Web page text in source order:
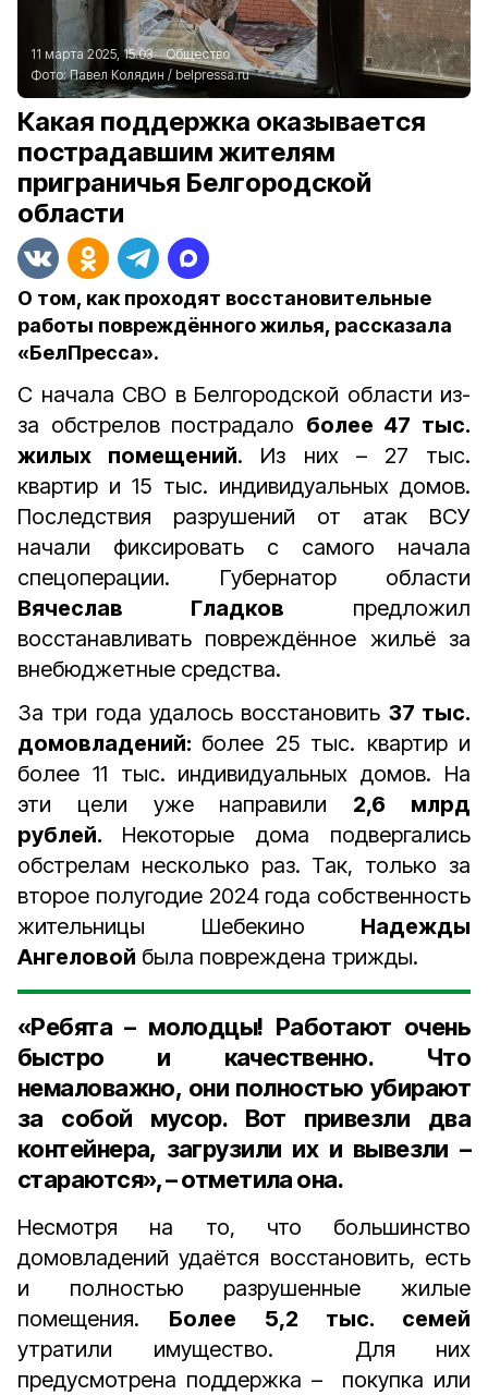
11 марта 2025, 15:03
Общество
Фото:Павел Колядин / belpressa.ru
Какая поддержка оказывается
пострадавшим жителям
приграничья Белгородской
области
О том, как проходят восстановительные
работы повреждённого жилья, рассказала
«БелПресса».
С начала СВО в Белгородской области из-
за обстрелов пострадало более 47 тыс.
жилых помещений. Из них – 27 тыс.
квартир и 15 тыс. индивидуальных домов.
Последствия разрушений от атак ВСУ
начали фиксировать с самого начала
спецоперации. Губернатор области
Вячеслав Гладков предложил
восстанавливать повреждённое жильё за
внебюджетные средства.
За три года удалось восстановить 37 тыс.
домовладений: более 25 тыс. квартир и
более 11 тыс. индивидуальных домов. На
эти цели уже направили 2,6 млрд
рублей. Некоторые дома подвергались
обстрелам несколько раз. Так, только за
второе полугодие 2024 года собственность
жительницы Шебекино Надежды
Ангеловой была повреждена трижды.
«Ребята – молодцы! Работают очень
быстро и качественно. Что
немаловажно, они полностью убирают
за собой мусор. Вот привезли два
контейнера, загрузили их и вывезли –
стараются», – отметила она.
Несмотря на то, что большинство
домовладений удаётся восстановить, есть
и полностью разрушенные жилые
помещения. Более 5,2 тыс. семей
утратили имущество. Для них
предусмотрена поддержка – покупка или